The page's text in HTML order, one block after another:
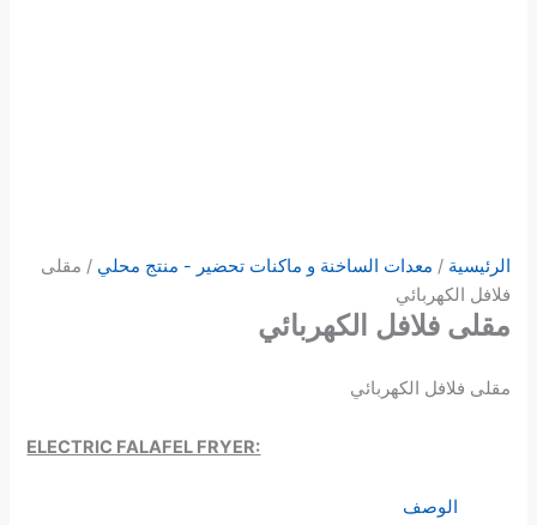
الرئيسية / معدات الساخنة و ماكنات تحضير - منتج محلي / مقلى
فلافل الكهربائي
مقلى فلافل الكهربائي
مقلى فلافل الكهربائي
ELECTRIC FALAFEL FRYER:
الوصف